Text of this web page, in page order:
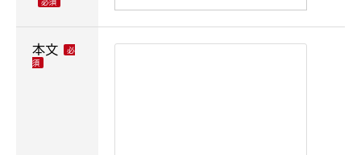
本文